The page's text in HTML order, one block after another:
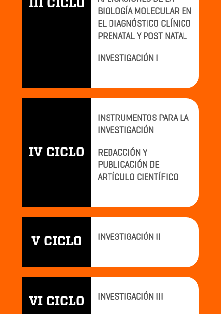
III CICLO
BIOLOGÍA MOLECULAR EN
EL DIAGNÓSTICO CLÍNICO
PRENATAL Y POST NATAL
INVESTIGACIÓN I
IV CICLO
INSTRUMENTOS PARA LA
INVESTIGACIÓN
REDACCIÓN Y
PUBLICACIÓN DE
ARTÍCULO CIENTÍFICO
V CICLO INVESTIGACIÓN II
VI CICLO INVESTIGACIÓN III